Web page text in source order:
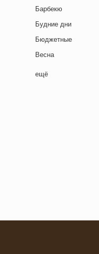
Барбекю
Будние дни
Бюджетные
Весна
Выходные дни
Закуски
ещё